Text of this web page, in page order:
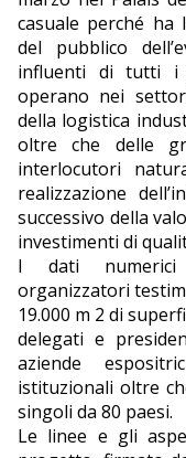
casuale perché ha
del pubblico
influenti di tutti i
operano nei
della logistica
oltre che delle
interlocutori
realizzazione
successivo della
investimenti di
I dati numerici
organizzatori
19.000 m 2 di
delegati e
aziende
istituzionali oltre
singoli da 80 paesi.
Le linee e gli